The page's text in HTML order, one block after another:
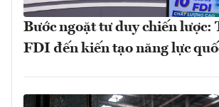
Bước ngoặt tư duy chiến lược:
FDI đến kiến tạo năng lực